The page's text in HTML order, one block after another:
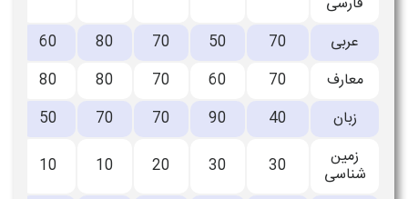
عربی
70
50
70
80
60
معارف
70
60
70
80
80
زبان
40
90
70
70
50
زمین
شناسی 30
30
20
10
10